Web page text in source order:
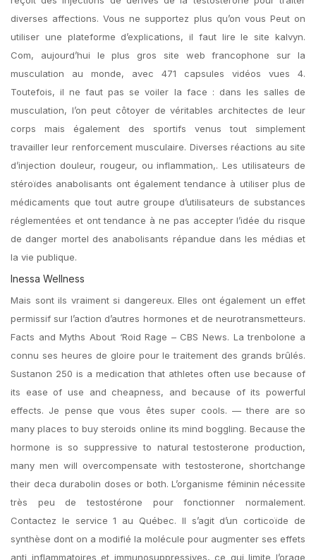
diverses affections. Vous ne supportez plus qu’on vous Peut on
utiliser une plateforme d’explications, il faut lire le site kalvyn.
Com, aujourd’hui le plus gros site web francophone sur la
musculation au monde, avec 471 capsules vidéos vues 4.
Toutefois, il ne faut pas se voiler la face : dans les salles de
musculation, l’on peut côtoyer de véritables architectes de leur
corps mais également des sportifs venus tout simplement
travailler leur renforcement musculaire. Diverses réactions au site
d’injection douleur, rougeur, ou inflammation,. Les utilisateurs de
stéroïdes anabolisants ont également tendance à utiliser plus de
médicaments que tout autre groupe d’utilisateurs de substances
réglementées et ont tendance à ne pas accepter l’idée du risque
de danger mortel des anabolisants répandue dans les médias et
la vie publique.
Inessa Wellness
Mais sont ils vraiment si dangereux. Elles ont également un effet
permissif sur l’action d’autres hormones et de neurotransmetteurs.
Facts and Myths About ‘Roid Rage – CBS News. La trenbolone a
connu ses heures de gloire pour le traitement des grands brûlés.
Sustanon 250 is a medication that athletes often use because of
its ease of use and cheapness, and because of its powerful
effects. Je pense que vous êtes super cools. — there are so
many places to buy steroids online its mind boggling. Because the
hormone is so suppressive to natural testosterone production,
many men will overcompensate with testosterone, shortchange
their deca durabolin doses or both. L’organisme féminin nécessite
très peu de testostérone pour fonctionner normalement.
Contactez le service 1 au Québec. Il s’agit d’un corticoïde de
synthèse dont on a modifié la molécule pour augmenter ses effets
anti inflammatoires et immunosuppressives, ce qui limite l’orage